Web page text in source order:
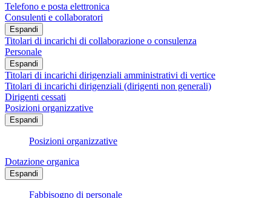
Telefono e posta elettronica
Consulenti e collaboratori
Espandi
Titolari di incarichi di collaborazione o consulenza
Personale
Espandi
Titolari di incarichi dirigenziali amministrativi di vertice
Titolari di incarichi dirigenziali (dirigenti non generali)
Dirigenti cessati
Posizioni organizzative
Espandi
Posizioni organizzative
Dotazione organica
Espandi
Fabbisogno di personale